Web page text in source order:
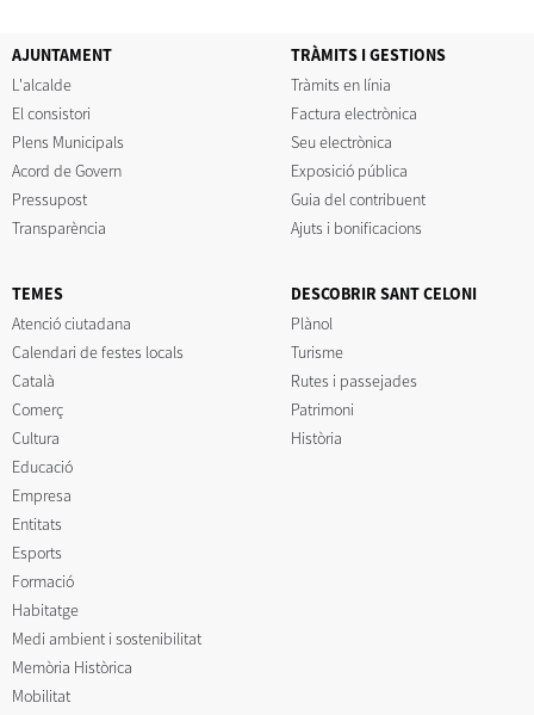
AJUNTAMENT
L'alcalde
El consistori
Plens Municipals
Acord de Govern
Pressupost
Transparència
TRÀMITS I GESTIONS
Tràmits en línia
Factura electrònica
Seu electrònica
Exposició pública
Guia del contribuent
Ajuts i bonificacions
TEMES
Atenció ciutadana
Calendari de festes locals
Català
Comerç
Cultura
Educació
Empresa
Entitats
Esports
Formació
Habitatge
Medi ambient i sostenibilitat
Memòria Històrica
Mobilitat
DESCOBRIR SANT CELONI
Plànol
Turisme
Rutes i passejades
Patrimoni
Història